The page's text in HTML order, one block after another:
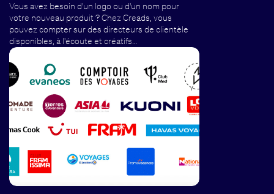
Vous avez besoin d'un logo ou d'un nom pour
votre nouveau produit ? Chez Creads, vous
pouvez compter sur des directeurs de clientèle
disponibles, à l'écoute et créatifs…